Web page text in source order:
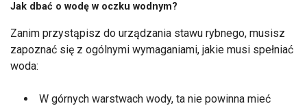
Jak dbać o wodę w oczku wodnym?
Zanim przystąpisz do urządzania stawu rybnego, musisz
zapoznać się z ogólnymi wymaganiami, jakie musi spełniać
woda:
W górnych warstwach wody, ta nie powinna mieć